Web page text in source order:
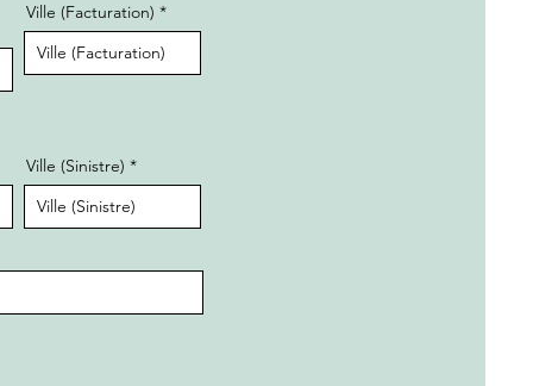
Ville (Facturation)
Ville (Sinistre)